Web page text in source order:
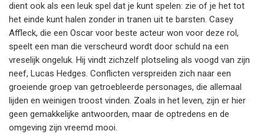
dient ook als een leuk spel dat je kunt spelen: zie of je het tot
het einde kunt halen zonder in tranen uit te barsten. Casey
Affleck, die een Oscar voor beste acteur won voor deze rol,
speelt een man die verscheurd wordt door schuld na een
vreselijk ongeluk. Hij vindt zichzelf plotseling als voogd van zijn
neef, Lucas Hedges. Conflicten verspreiden zich naar een
groeiende groep van getroebleerde personages, die allemaal
lijden en weinigen troost vinden. Zoals in het leven, zijn er hier
geen gemakkelijke antwoorden, maar de optredens en de
omgeving zijn vreemd mooi.